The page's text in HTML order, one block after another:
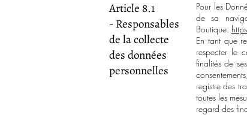
Article 8.1
- Responsables
de la collecte
des données
personnelles
Pour les
de sa
Boutique.
En tant que
respecter le
finalités de
registre des
toutes les
regard des